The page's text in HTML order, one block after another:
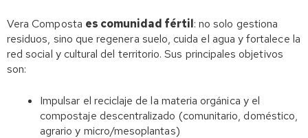
Vera Composta es comunidad fértil: no solo gestiona
residuos, sino que regenera suelo, cuida el agua y fortalece la
red social y cultural del territorio. Sus principales objetivos
son:
Impulsar el reciclaje de la materia orgánica y el
compostaje descentralizado (comunitario, doméstico,
agrario y micro/mesoplantas)